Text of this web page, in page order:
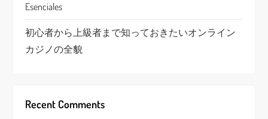
Esenciales
初心者から上級者まで知っておきたいオンライン
カジノの全貌
Recent Comments